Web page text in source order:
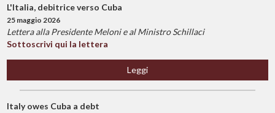
L'Italia, debitrice verso Cuba
25 maggio 2026
Lettera alla Presidente Meloni e al Ministro Schillaci
Sottoscrivi qui la lettera
Leggi
Italy owes Cuba a debt